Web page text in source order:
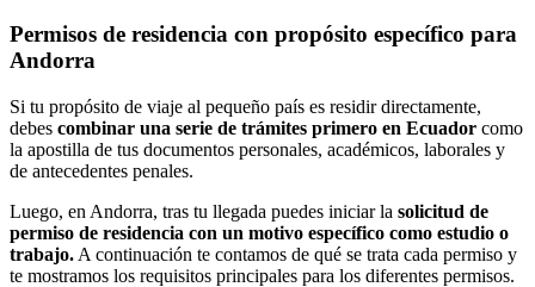
Permisos de residencia con propósito específico para
Andorra
Si tu propósito de viaje al pequeño país es residir directamente,
debes combinar una serie de trámites primero en Ecuador como
la apostilla de tus documentos personales, académicos, laborales y
de antecedentes penales.
Luego, en Andorra, tras tu llegada puedes iniciar la solicitud de
permiso de residencia con un motivo específico como estudio o
trabajo. A continuación te contamos de qué se trata cada permiso y
te mostramos los requisitos principales para los diferentes permisos.